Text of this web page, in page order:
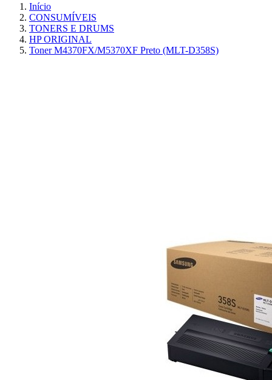
Início
CONSUMÍVEIS
TONERS E DRUMS
HP ORIGINAL
Toner M4370FX/M5370XF Preto (MLT-D358S)